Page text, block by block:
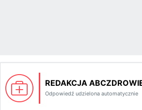
REDAKCJA
Odpowiedź udzielona automatycznie